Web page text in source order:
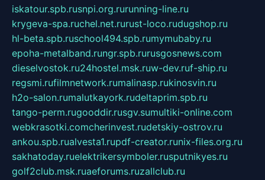
iskatour.spb.rusnpi.org.rurunning-line.ru
krygeva-spa.ruchel.net.rurust-loco.rudugshop.ru
hl-beta.spb.ruschool494.spb.rumymubaby.ru
epoha-metalband.rungr.spb.rurusgosnews.com
dieselvostok.ru24hostel.msk.ruw-dev.ruf-ship.ru
regsmi.rufilmnetwork.rumalinasp.rukinosvin.ru
h2o-salon.rumalutkayork.rudeltaprim.spb.ru
tango-perm.rugooddir.rusgv.sumultiki-online.com
webkrasotki.comcherinvest.rudetskiy-ostrov.ru
ankou.spb.rualvesta1.rupdf-creator.runix-files.org.ru
sakhatoday.ruelektrikersymboler.rusputnikyes.ru
golf2club.msk.ruaeforums.ruzallclub.ru